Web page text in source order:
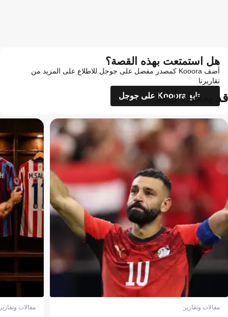
هل استمتعت بهذه القصة؟
أضف Kooora كمصدر مفضل على جوجل للاطلاع على المزيد من
تقاريرنا
تابع Kooora على جوجل
قد يعجبك أيضاً
مقالات وتقارير مقالات